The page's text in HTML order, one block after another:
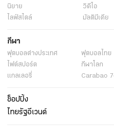
นิยาย
วิดีโอ
ไลฟ์สไตล์
มัลติมีเดีย
กีฬา
ฟุตบอลต่่างประเทศ ฟุตบอลไทย
ไฟต์สปอร์ต
กีฬาโลก
แกลเลอรี่
Carabao
ช็อปปิ้ง
ไทยรัฐอีเวนต์